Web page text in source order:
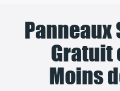
Panneaux
Gratuit
Moins